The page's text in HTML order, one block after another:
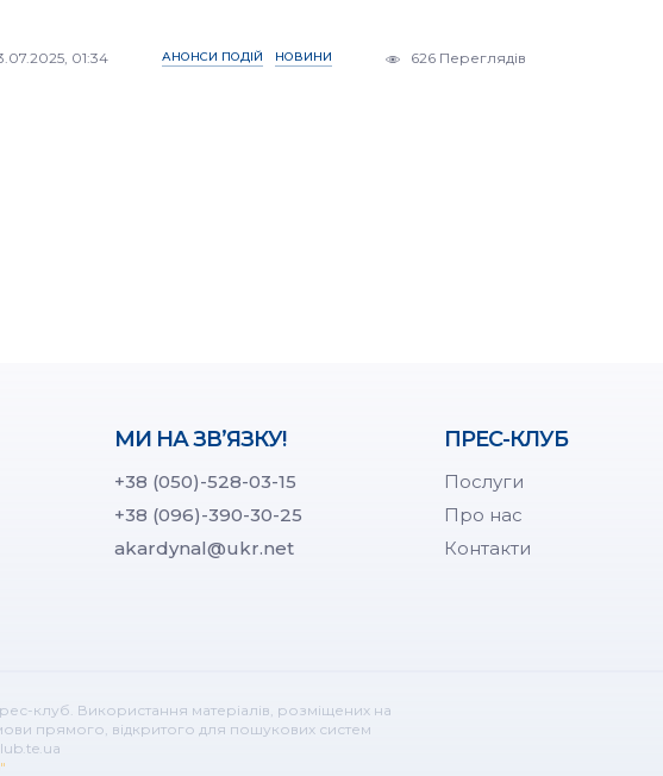
01:34 АНОНСИ ПОДІЙ НОВИНИ 626 Переглядів
МИ НА ЗВ’ЯЗКУ!
+38 (050)-528-03-15
+38 (096)-390-30-25
akardynal@ukr.net
ПРЕС-КЛУБ
Послуги
Про нас
Контакти
клуб. Використання матеріалів, розміщених на
прямого, відкритого для пошукових систем